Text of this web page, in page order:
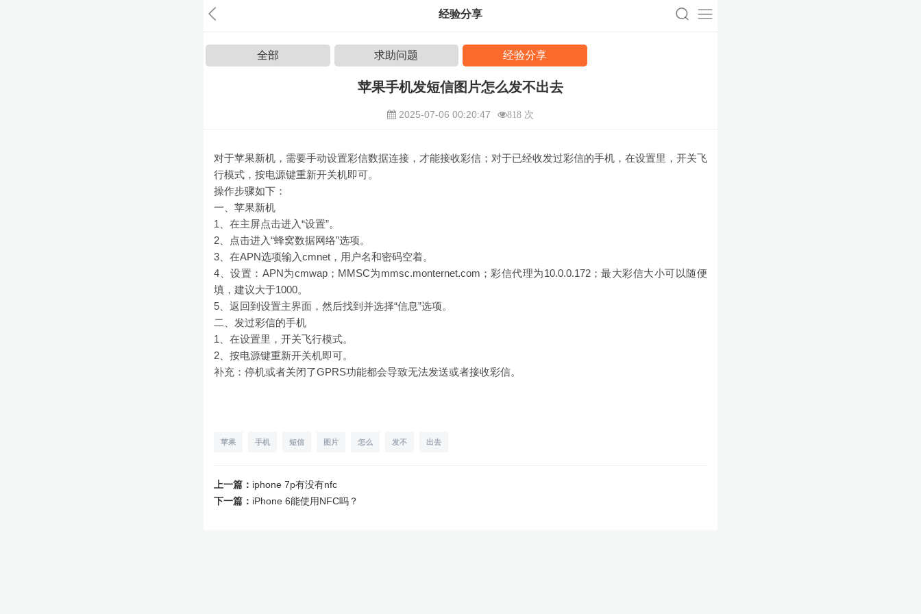
经验分享
全部 求助问题 经验分享
苹果手机发短信图片怎么发不出去
2025-07-06 00:20:47 818 次
对于苹果新机，需要手动设置彩信数据连接，才能接收彩信；对于已经收发过彩信的手机，在设置里，开关飞
行模式，按电源键重新开关机即可。
操作步骤如下：
一、苹果新机
1、在主屏点击进入“设置”。
2、点击进入“蜂窝数据网络”选项。
3、在APN选项输入cmnet，用户名和密码空着。
4、设置：APN为cmwap；MMSC为mmsc.monternet.com；彩信代理为10.0.0.172；最大彩信大小可以随便
填，建议大于1000。
5、返回到设置主界面，然后找到并选择“信息”选项。
二、发过彩信的手机
1、在设置里，开关飞行模式。
2、按电源键重新开关机即可。
补充：停机或者关闭了GPRS功能都会导致无法发送或者接收彩信。
苹果 手机 短信 图片 怎么 发不 出去
上一篇： iphone 7p有没有nfc
下一篇： iPhone 6能使用NFC吗？